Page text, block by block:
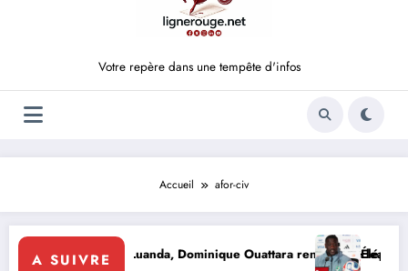
Votre repère dans une tempête d'infos
Accueil afor-civ
A SUIVRE
: À Luanda, Dominique Ouattara renforce le leadership
Éléphants : la FIF